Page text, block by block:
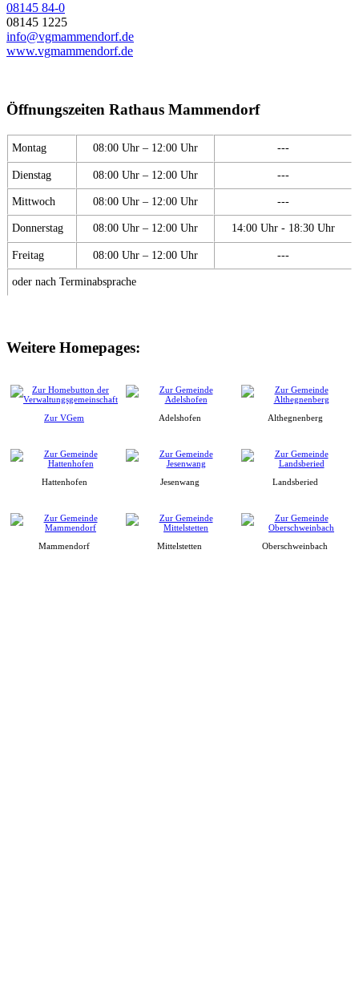
08145 84-0
08145 1225
info@vgmammendorf.de
www.vgmammendorf.de
Öffnungszeiten Rathaus Mammendorf
Montag 08:00 Uhr – 12:00 Uhr ---
Dienstag 08:00 Uhr – 12:00 Uhr ---
Mittwoch 08:00 Uhr – 12:00 Uhr ---
Donnerstag 08:00 Uhr – 12:00 Uhr 14:00 Uhr - 18:30 Uhr
Freitag 08:00 Uhr – 12:00 Uhr ---
oder nach Terminabsprache
Weitere Homepages:
Zur VGem Adelshofen Althegnenberg
Hattenhofen Jesenwang Landsberied
Mammendorf Mittelstetten Oberschweinbach